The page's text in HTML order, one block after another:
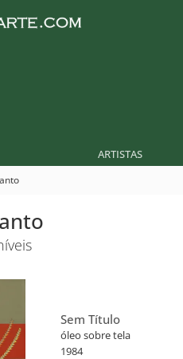
ARTISTAS
Sem Título
óleo sobre tela
1984